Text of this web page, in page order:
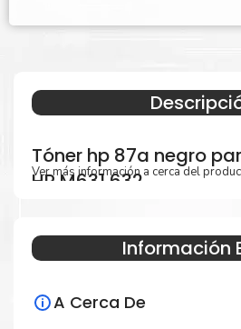
Tóner hp 87a negro
HP M631 632
Especificaciones
Para impresoras:
Ver más información a cerca del
Información
A Cerca De